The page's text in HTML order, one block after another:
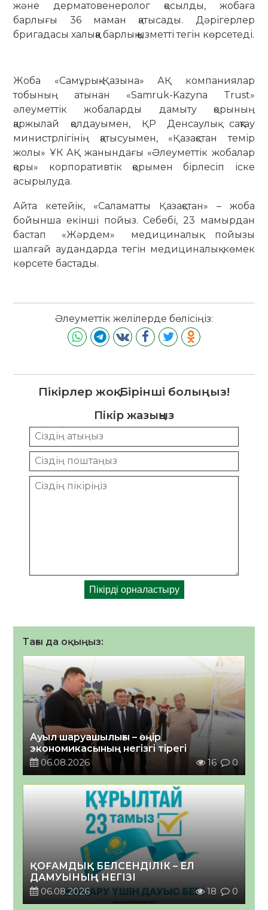
және дерматовенеролог қосылды, жобаға
барлығы 36 маман қатысады. Дәрігерлер
бригадасы халыққа барлық қызметті тегін көрсетеді.
Жоба «Самұрық-Қазына» АҚ компаниялар
тобының атынан «Samruk-Kazyna Trust»
әлеуметтік жобаларды дамыту қорының
қаржылай қолдауымен, ҚР Денсаулық сақтау
министрлігінің қатысуымен, «Қазақстан темір
жолы» ҰК АҚ жанындағы «Әлеуметтік жобалар
қоры» корпоративтік қорымен бірлесіп іске
асырылуда.
Айта кетейік, «Саламатты Қазақстан» – жоба
бойынша екінші пойыз. Себебі, 23 мамырдан
бастап «Жәрдем» медициналық пойызы
шалғай аудандарда тегін медициналық көмек
көрсете бастады.
Әлеуметтік желілерде бөлісіңіз:
Пікірлер жоқ. Бірінші болыңыз!
Пікір жазыңыз
Тағы да оқыңыз:
Ауыл шаруашылығы – өңір
экономикасының негізгі тірегі
06.08.2026
16 0
ҚОҒАМДЫҚ БЕЛСЕНДІЛІК – ЕЛ
ДАМУЫНЫҢ НЕГІЗІ
06.08.2026
18 0